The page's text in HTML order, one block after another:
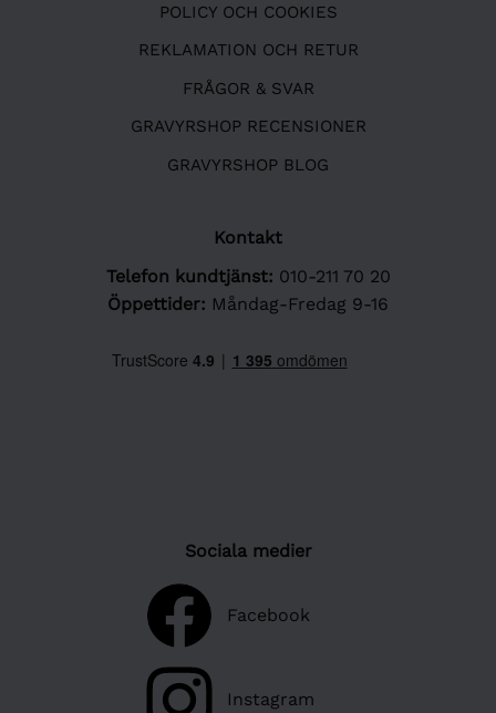
POLICY OCH COOKIES
REKLAMATION OCH RETUR
FRÅGOR & SVAR
GRAVYRSHOP RECENSIONER
GRAVYRSHOP BLOG
Kontakt
Telefon kundtjänst: 010-211 70 20
Öppettider: Måndag-Fredag 9-16
Sociala medier
Facebook
Instagram